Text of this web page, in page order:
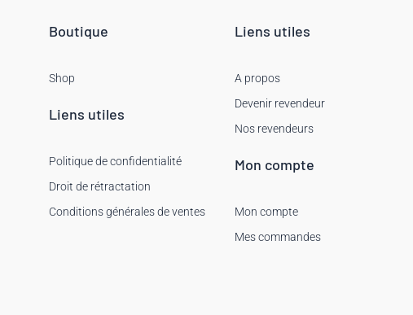
Boutique
Shop
Liens utiles
Politique de confidentialité
Droit de rétractation
Conditions générales de ventes
Liens utiles
A propos
Devenir revendeur
Nos revendeurs
Mon compte
Mon compte
Mes commandes